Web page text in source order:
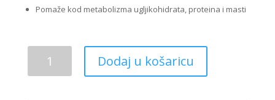
Pomaže kod metabolizma ugljikohidrata, proteina i masti
mg
Dodaj u košaricu